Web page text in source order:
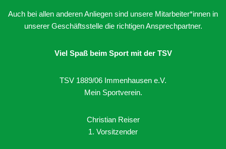
Auch bei allen anderen Anliegen sind unsere Mitarbeiter*innen in
unserer Geschäftsstelle die richtigen Ansprechpartner.
Viel Spaß beim Sport mit der TSV
TSV 1889/06 Immenhausen e.V.
Mein Sportverein.
Christian Reiser
1. Vorsitzender